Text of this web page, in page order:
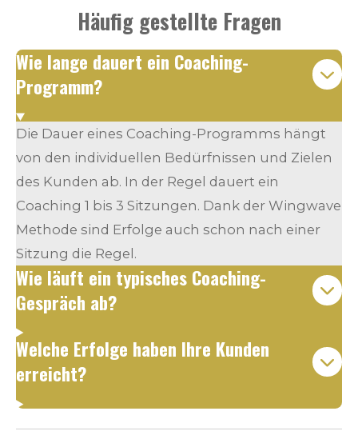
Häufig gestellte Fragen
Wie lange dauert ein Coaching-
Programm?
Die Dauer eines Coaching-Programms hängt
von den individuellen Bedürfnissen und Zielen
des Kunden ab. In der Regel dauert ein
Coaching 1 bis 3 Sitzungen. Dank der Wingwave
Methode sind Erfolge auch schon nach einer
Sitzung die Regel.
Wie läuft ein typisches Coaching-
Gespräch ab?
Welche Erfolge haben Ihre Kunden
erreicht?